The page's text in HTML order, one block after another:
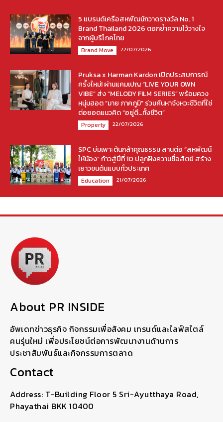
5 แบรนด์เครือสหพัฒน์กวาดรางวัล No. 1
Brand Thailand 2026 ตอกย้ำความไว้วางใจ
จากผู้บริโภคไทย
Brand Move 22/07/2026
Pruksa x Harman Kardon เปิดประสบการณ์
ครั้งใหม่! ผ่านแคมเปญ “LIVE YOUR OWN
VIBE” ส่ง “MELODY FILM SERIES” พร้อมควง
หนุ่มฮอต “มาย ภาคภูมิ” ร่วมค้นหาจังหวะชีวิตที่ใช่
ต่อยอดแนวคิด “อยู่ดี…ทั้งชีวิต”
Property 22/07/2026
SPC บ่มเพาะต้นกล้าคุณธรรม สานต่อ “สหพัฒน์
ให้น้อง” ก้าวสู่ปีที่ 10 ปลูกฝังความซื่อสัตย์ สร้าง
เยาวชนต้นแบบทั่วประเทศ
Education 21/07/2026
About PR INSIDE
อัพเดทข่าวธุรกิจ กิจกรรมเพื่อสังคม เทรนด์และไลฟ์สไตล์
คนรุ่นใหม่ เพื่อประโยชน์ต่อการพัฒนางานด้านการ
ประชาสัมพันธ์และกิจกรรมการตลาด
Contact
Address: T-Building Floor 5 Sri-Ayutthaya Road,
Phayathai BKK 10400